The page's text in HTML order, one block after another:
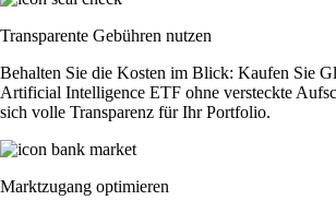
Transparente Gebühren nutzen
Behalten Sie die Kosten im Blick: Kaufen Sie
Artificial Intelligence ETF ohne versteckte
sich volle Transparenz für Ihr Portfolio.
Marktzugang optimieren